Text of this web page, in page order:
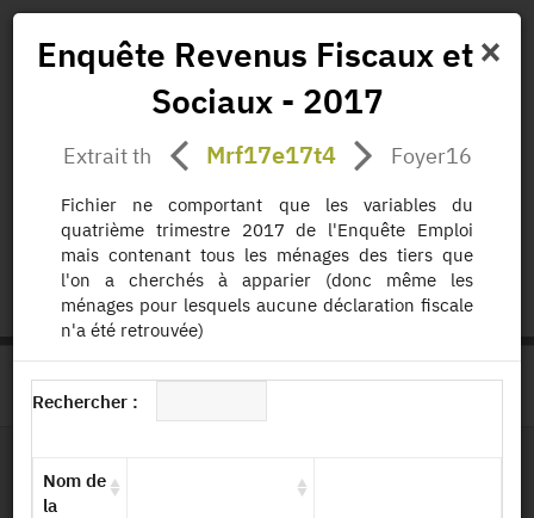
Missions
status.io EN | FR
ACCUEIL
Dessin de fichier
×
Enquête Revenus Fiscaux et
Sociaux - 2017
Extrait th Mrf17e17t4 Foyer16
Fichier ne comportant que les variables du
quatrième trimestre 2017 de l'Enquête Emploi
mais contenant tous les ménages des tiers que
l'on a cherchés à apparier (donc même les
ménages pour lesquels aucune déclaration fiscale
n'a été retrouvée)
Rechercher :
Nom de
la